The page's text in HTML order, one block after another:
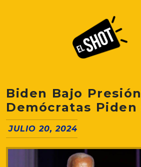
Biden Bajo
Demócratas
JULIO 20, 2024